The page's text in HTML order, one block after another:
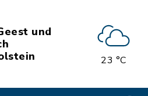
und
23 °C